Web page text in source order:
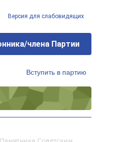
Версия для слабовидящих
члена Партии
Вступить в партию
Советским